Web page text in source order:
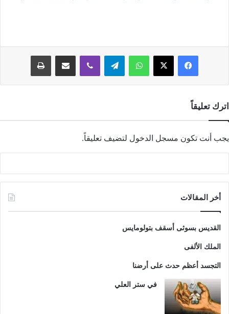
فيسبوك‫X واتسابتيلقرامڤايبر مشاركة عبر البريد طباعة
اترك تعليقاً
يجب أنت تكون مسجل الدخول لتضيف تعليقاً.
أخر المقالات
القديس بسوثى أسقف بتولومايس
الملك الألفى
التجسد أعظم حدث على أرضنا
في ستر العلي